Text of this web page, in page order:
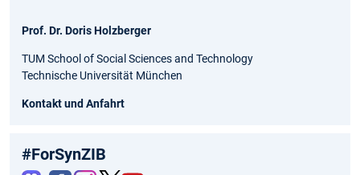
Prof. Dr. Doris Holzberger
TUM School of Social Sciences and Technology
Technische Universität München
Kontakt und Anfahrt
#ForSynZIB